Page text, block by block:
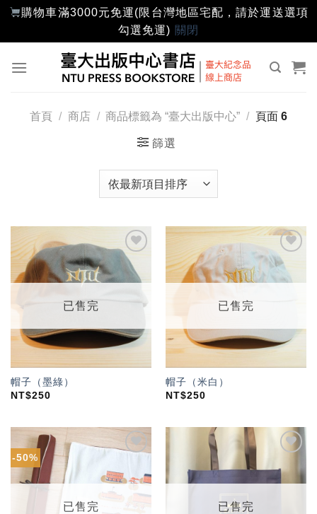
購物車滿3000元免運(限台灣地區宅配，請於運送選項
勾選免運) 關閉
首頁 / 商店 / 商品標籤為 “臺大出版中心” / 頁面 6
篩選
加入
「願
望輕
已售完
帽子（墨綠）
NT$250
加入
望輕
已售完
帽子（米白）
NT$250
-50%
「願
望輕
單」
已售完
「願
望輕
已售完